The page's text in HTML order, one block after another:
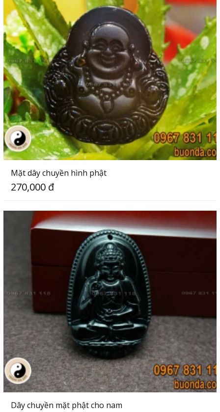
Mặt dây chuyền hình phật
270,000 đ
Dây chuyền mặt phật cho nam